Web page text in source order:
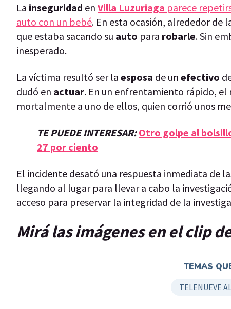
La inseguridad en Villa Luzuriaga parece
auto con un bebé. En esta ocasión, alrededor de
que estaba sacando su auto para robarle. Sin
inesperado.
La víctima resultó ser la esposa de un efectivo
dudó en actuar. En un enfrentamiento rápido, el
mortalmente a uno de ellos, quien corrió unos
TE PUEDE INTERESAR:Otro golpe al
27 por ciento
El incidente desató una respuesta inmediata de
llegando al lugar para llevar a cabo la
acceso para preservar la integridad de la
Mirá las imágenes en el clip
TEMAS
TELENUEVE